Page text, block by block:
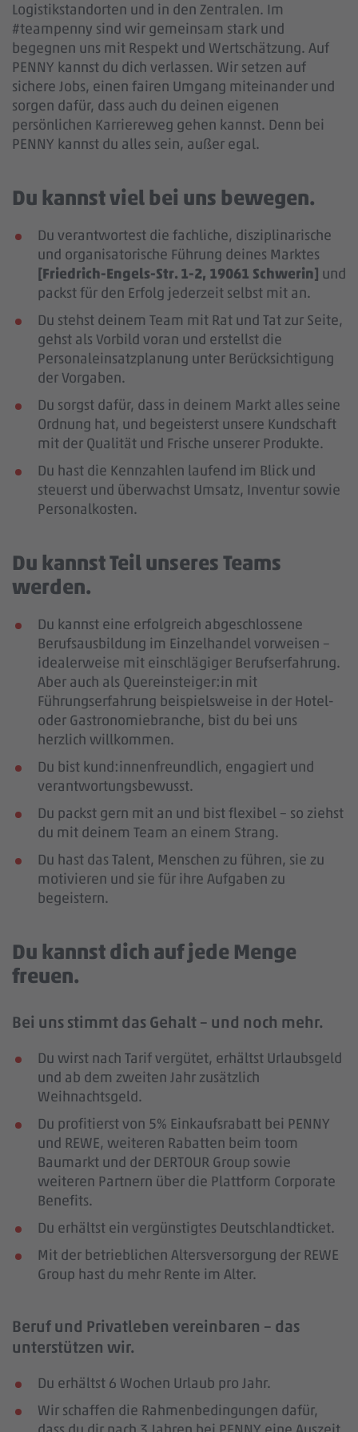
Logistikstandorten und in den Zentralen. Im
#teampenny sind wir gemeinsam stark und
begegnen uns mit Respekt und Wertschätzung. Auf
PENNY kannst du dich verlassen. Wir setzen auf
sichere Jobs, einen fairen Umgang miteinander und
sorgen dafür, dass auch du deinen eigenen
persönlichen Karriereweg gehen kannst. Denn bei
PENNY kannst du alles sein, außer egal.
Du kannst viel bei uns bewegen.
Du verantwortest die fachliche, disziplinarische
und organisatorische Führung deines Marktes
[Friedrich-Engels-Str. 1-2, 19061 Schwerin] und
packst für den Erfolg jederzeit selbst mit an.
Du stehst deinem Team mit Rat und Tat zur Seite,
gehst als Vorbild voran und erstellst die
Personaleinsatzplanung unter Berücksichtigung
der Vorgaben.
Du sorgst dafür, dass in deinem Markt alles seine
Ordnung hat, und begeisterst unsere Kundschaft
mit der Qualität und Frische unserer Produkte.
Du hast die Kennzahlen laufend im Blick und
steuerst und überwachst Umsatz, Inventur sowie
Personalkosten.
Du kannst Teil unseres Teams
werden.
Du kannst eine erfolgreich abgeschlossene
Berufsausbildung im Einzelhandel vorweisen –
idealerweise mit einschlägiger Berufserfahrung.
Aber auch als Quereinsteiger:in mit
Führungserfahrung beispielsweise in der Hotel-
oder Gastronomiebranche, bist du bei uns
herzlich willkommen.
Du bist kund:innenfreundlich, engagiert und
verantwortungsbewusst.
Du packst gern mit an und bist flexibel – so ziehst
du mit deinem Team an einem Strang.
Du hast das Talent, Menschen zu führen, sie zu
motivieren und sie für ihre Aufgaben zu
begeistern.
Du kannst dich auf jede Menge
freuen.
Bei uns stimmt das Gehalt – und noch mehr.
Du wirst nach Tarif vergütet, erhältst Urlaubsgeld
und ab dem zweiten Jahr zusätzlich
Weihnachtsgeld.
Du profitierst von 5% Einkaufsrabatt bei PENNY
und REWE, weiteren Rabatten beim toom
Baumarkt und der DERTOUR Group sowie
weiteren Partnern über die Plattform Corporate
Benefits.
Du erhältst ein vergünstigtes Deutschlandticket.
Mit der betrieblichen Altersversorgung der REWE
Group hast du mehr Rente im Alter.
Beruf und Privatleben vereinbaren – das
unterstützen wir.
Du erhältst 6 Wochen Urlaub pro Jahr.
Wir schaffen die Rahmenbedingungen dafür,